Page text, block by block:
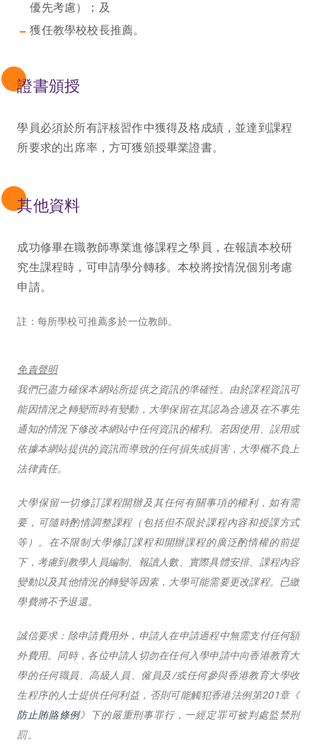
優先考慮）；及
獲任教學校校長推薦。
證書頒授
學員必須於所有評核習作中獲得及格成績，並達到課程
所要求的出席率，方可獲頒授畢業證書。
其他資料
成功修畢在職教師專業進修課程之學員，在報讀本校研
究生課程時，可申請學分轉移。本校將按情況個別考慮
申請。
註：每所學校可推薦多於一位教師。
免責聲明
我們已盡力確保本網站所提供之資訊的準確性。由於課程資訊可
能因情況之轉變而時有變動，大學保留在其認為合適及在不事先
通知的情況下修改本網站中任何資訊的權利。若因使用、誤用或
依據本網站提供的資訊而導致的任何損失或損害，大學概不負上
法律責任。
大學保留一切修訂課程開辦及其任何有關事項的權利，如有需
要，可隨時酌情調整課程（包括但不限於課程內容和授課方式
等）。在不限制大學修訂課程和開辦課程的廣泛酌情權的前提
下，考慮到教學人員編制、報讀人數、實際具體安排、課程內容
變動以及其他情況的轉變等因素，大學可能需要更改課程。已繳
學費將不予退還。
誠信要求：除申請費用外，申請人在申請過程中無需支付任何額
外費用。同時，各位申請人切勿在任何入學申請中向香港教育大
學的任何職員、高級人員、僱員及/或任何參與香港教育大學收
生程序的人士提供任何利益，否則可能觸犯香港法例第201章《
防止賄賂條例》下的嚴重刑事罪行，一經定罪可被判處監禁刑
罰。